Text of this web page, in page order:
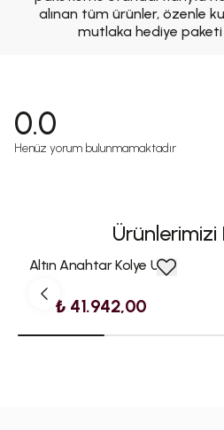
alınan tüm ürünler, özenle
mutlaka hediye paketi
0.0
Henüz yorum bulunmamaktadır
Ürünlerimizi
Altın Anahtar Kolye Ucu
₺ 41.942,00